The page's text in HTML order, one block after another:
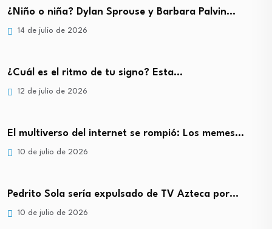
¿Niño o niña? Dylan Sprouse y Barbara Palvin…
14 de julio de 2026
¿Cuál es el ritmo de tu signo? Esta…
12 de julio de 2026
El multiverso del internet se rompió: Los memes…
10 de julio de 2026
Pedrito Sola sería expulsado de TV Azteca por…
10 de julio de 2026